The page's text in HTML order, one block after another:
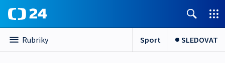
Rubriky Sport SLEDOVAT